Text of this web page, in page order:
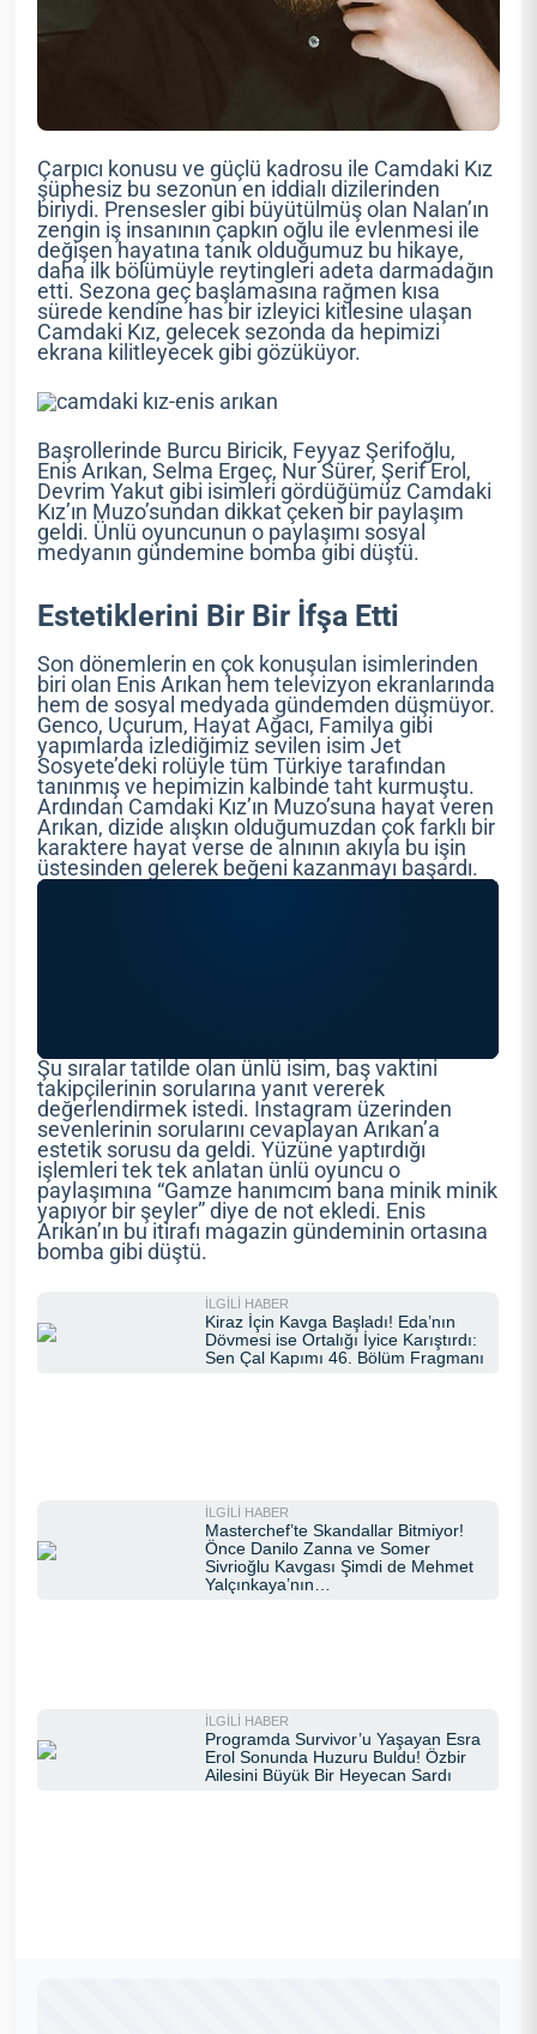
Çarpıcı konusu ve güçlü kadrosu ile Camdaki Kız
şüphesiz bu sezonun en iddialı dizilerinden
biriydi. Prensesler gibi büyütülmüş olan Nalan’ın
zengin iş insanının çapkın oğlu ile evlenmesi ile
değişen hayatına tanık olduğumuz bu hikaye,
daha ilk bölümüyle reytingleri adeta darmadağın
etti. Sezona geç başlamasına rağmen kısa
sürede kendine has bir izleyici kitlesine ulaşan
Camdaki Kız, gelecek sezonda da hepimizi
ekrana kilitleyecek gibi gözüküyor.
Başrollerinde Burcu Biricik, Feyyaz Şerifoğlu,
Enis Arıkan, Selma Ergeç, Nur Sürer, Şerif Erol,
Devrim Yakut gibi isimleri gördüğümüz Camdaki
Kız’ın Muzo’sundan dikkat çeken bir paylaşım
geldi. Ünlü oyuncunun o paylaşımı sosyal
medyanın gündemine bomba gibi düştü.
Estetiklerini Bir Bir İfşa Etti
Son dönemlerin en çok konuşulan isimlerinden
biri olan Enis Arıkan hem televizyon ekranlarında
hem de sosyal medyada gündemden düşmüyor.
Genco, Uçurum, Hayat Ağacı, Familya gibi
yapımlarda izlediğimiz sevilen isim Jet
Sosyete’deki rolüyle tüm Türkiye tarafından
tanınmış ve hepimizin kalbinde taht kurmuştu.
Ardından Camdaki Kız’ın Muzo’suna hayat veren
Arıkan, dizide alışkın olduğumuzdan çok farklı bir
karaktere hayat verse de alnının akıyla bu işin
üstesinden gelerek beğeni kazanmayı başardı.
Şu sıralar tatilde olan ünlü isim, baş vaktini
takipçilerinin sorularına yanıt vererek
değerlendirmek istedi. Instagram üzerinden
sevenlerinin sorularını cevaplayan Arıkan’a
estetik sorusu da geldi. Yüzüne yaptırdığı
işlemleri tek tek anlatan ünlü oyuncu o
paylaşımına “Gamze hanımcım bana minik minik
yapıyor bir şeyler” diye de not ekledi. Enis
Arıkan’ın bu itirafı magazin gündeminin ortasına
bomba gibi düştü.